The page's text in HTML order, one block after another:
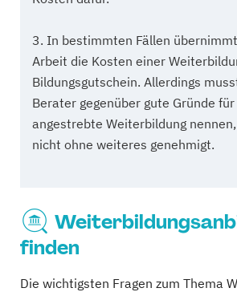
3. In bestimmten Fällen
Arbeit die Kosten einer
Bildungsgutschein. Allerdings
Berater gegenüber gute Gründe
angestrebte Weiterbildung
nicht ohne weiteres genehmigt.
finden
Die wichtigsten Fragen zum Thema